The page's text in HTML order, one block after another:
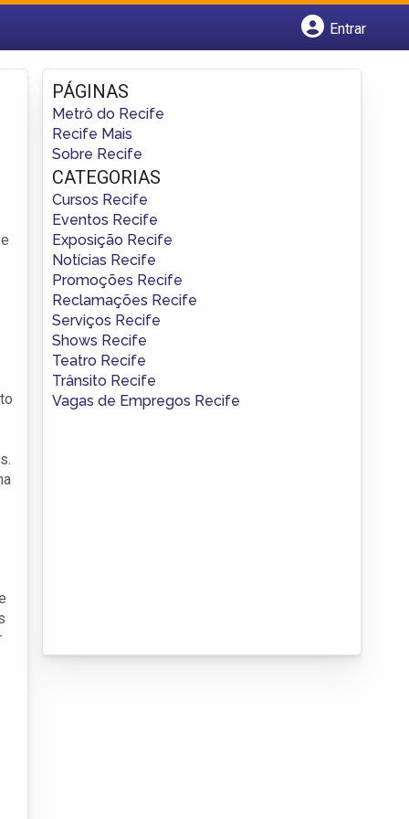
Entrar
Fazer login
Criar conta
PÁGINAS
Metrô do Recife
Recife Mais
Sobre Recife
CATEGORIAS
Cursos Recife
Eventos Recife
Exposição Recife
Notícias Recife
Promoções Recife
Reclamações Recife
Serviços Recife
Shows Recife
Teatro Recife
Trânsito Recife
Vagas de Empregos Recife